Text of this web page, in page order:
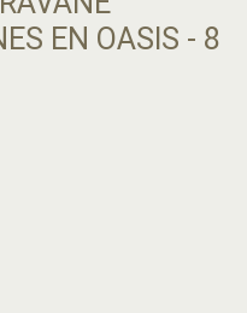
EN OASIS - 8